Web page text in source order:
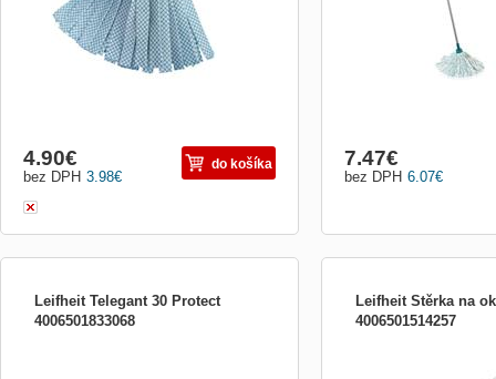
3.98€
bez DPH
4.90€ do košíka
6.07€
bez DPH
7.47€
Leifheit Telegant 30 Protect
4006501833068
Leifheit Stěrka na
4006501514257